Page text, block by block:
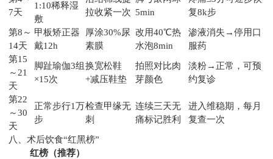
7天
1:10稀释湿
敷
拉收紧一次 5min
复8k步
第8～
14天
甲板矫正器
戴12h
厚涂30%尿
素膜
改用40℃热
水泡8min
渗液消失→停用口
服药
第15
～21
天
脚趾瑜伽3组
×15次
换宽松鞋
+减压鞋垫
拍照对比肉
芽颜色
淡粉→正常，可预
约复诊
第22
～30
天
正常步行1万
步
检查甲缘无
刺
连续三天无
痛标记胜利
进入维稳期，每月
复查一次
八、术后饮食“红黑榜”
红榜（推荐）